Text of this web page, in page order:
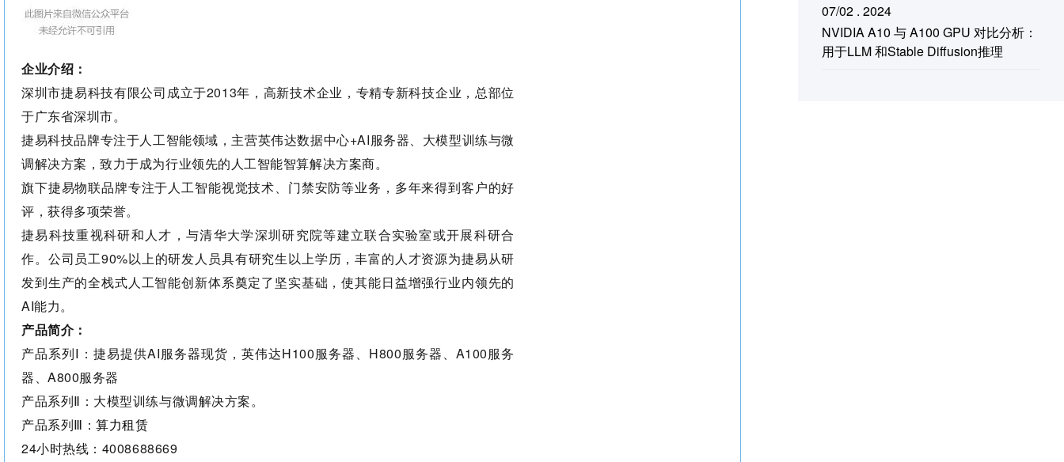
企业介绍：
深圳市捷易科技有限公司成立于2013年，高新技术企业，专精专新科技企业，总部位
于广东省深圳市。
捷易科技品牌专注于人工智能领域，主营英伟达数据中心+AI服务器、大模型训练与微
调解决方案，致力于成为行业领先的人工智能智算解决方案商。
旗下捷易物联品牌专注于人工智能视觉技术、门禁安防等业务，多年来得到客户的好
评，获得多项荣誉。
捷易科技重视科研和人才，与清华大学深圳研究院等建立联合实验室或开展科研合
作。公司员工90%以上的研发人员具有研究生以上学历，丰富的人才资源为捷易从研
发到生产的全栈式人工智能创新体系奠定了坚实基础，使其能日益增强行业内领先的
AI能力。
产品简介：
产品系列Ⅰ：捷易提供AI服务器现货，英伟达H100服务器、H800服务器、A100服务
器、A800服务器
产品系列Ⅱ：大模型训练与微调解决方案。
产品系列Ⅲ：算力租赁
24小时热线：4008688669
07/02 . 2024
NVIDIA A10 与 A100 GPU 对比分析：
用于LLM 和Stable Diffusion推理